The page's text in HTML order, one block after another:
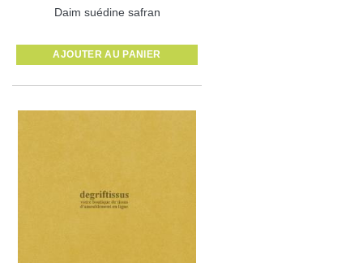
Daim suédine safran
AJOUTER AU PANIER